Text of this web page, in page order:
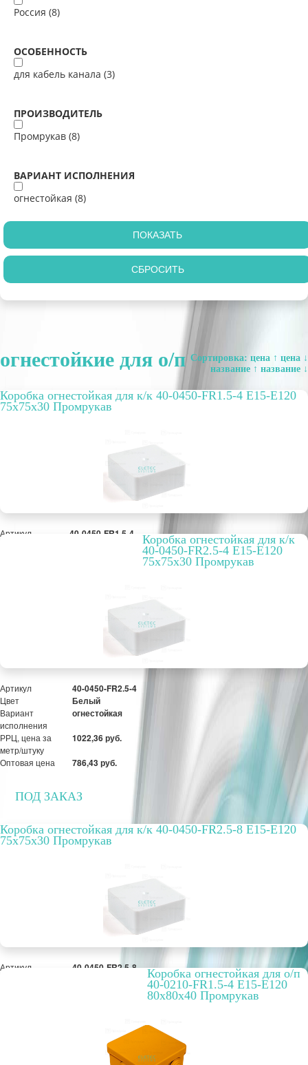
Россия (8)
ОСОБЕННОСТЬ
для кабель канала (3)
ПРОИЗВОДИТЕЛЬ
Промрукав (8)
ВАРИАНТ ИСПОЛНЕНИЯ
огнестойкая (8)
огнестойкие для о/п Сортировка: цена ↑ цена ↓
название ↑ название ↓
Коробка огнестойкая для к/к 40-0450-FR1.5-4 E15-E120
75x75x30 Промрукав
Артикул 40-0450-FR1.5-4
751,18 руб.
Коробка огнестойкая для к/к
40-0450-FR2.5-4 E15-E120
75x75x30 Промрукав
Артикул 40-0450-FR2.5-4
Цвет Белый
Вариант
исполнения
огнестойкая
РРЦ, цена за
метр/штуку
1022,36 руб.
Оптовая цена 786,43 руб.
ПОД ЗАКАЗ
Коробка огнестойкая для к/к 40-0450-FR2.5-8 E15-E120
75x75x30 Промрукав
Артикул 40-0450-FR2.5-8
1 084,46 руб.
Коробка огнестойкая для о/п
40-0210-FR1.5-4 E15-E120
80x80x40 Промрукав